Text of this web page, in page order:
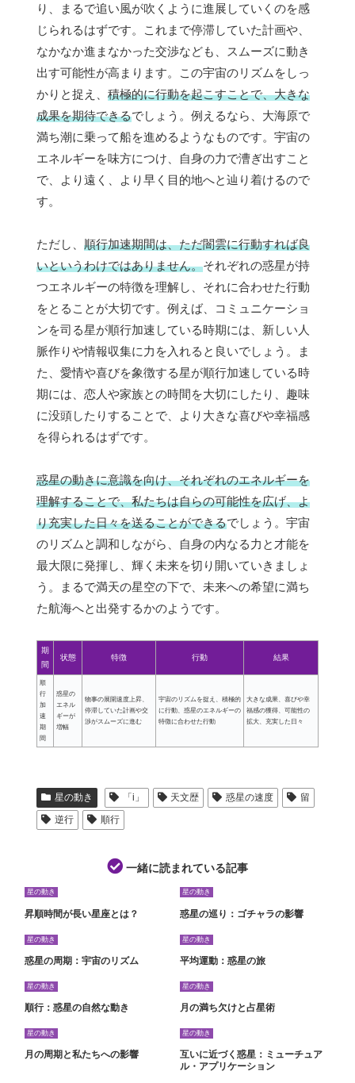
り、まるで追い風が吹くように進展していくのを感
じられるはずです。これまで停滞していた計画や、
なかなか進まなかった交渉なども、スムーズに動き
出す可能性が高まります。この宇宙のリズムをしっ
かりと捉え、 積極的に行動を起こすことで、大きな
成果を期待できるでしょう。例えるなら、大海原で
満ち潮に乗って船を進めるようなものです。宇宙の
エネルギーを味方につけ、自身の力で漕ぎ出すこと
で、より遠く、より早く目的地へと辿り着けるので
す。
ただし、 順行加速期間は、ただ闇雲に行動すれば良
いというわけではありません。それぞれの惑星が持
つエネルギーの特徴を理解し、それに合わせた行動
をとることが大切です。例えば、コミュニケーショ
ンを司る星が順行加速している時期には、新しい人
脈作りや情報収集に力を入れると良いでしょう。ま
た、愛情や喜びを象徴する星が順行加速している時
期には、恋人や家族との時間を大切にしたり、趣味
に没頭したりすることで、より大きな喜びや幸福感
を得られるはずです。
惑星の動きに意識を向け、それぞれのエネルギーを
理解することで、私たちは自らの可能性を広げ、よ
り充実した日々を送ることができるでしょう。宇宙
のリズムと調和しながら、自身の内なる力と才能を
最大限に発揮し、輝く未来を切り開いていきましょ
う。まるで満天の星空の下で、未来への希望に満ち
た航海へと出発するかのようです。
期
間
状態 特徴 行動 結果
順
行
加
速
期
間
惑星の
エネル
ギーが
増幅
物事の展開速度上昇、
停滞していた計画や交
渉がスムーズに進む
宇宙のリズムを捉え、積極的
に行動、惑星のエネルギーの
特徴に合わせた行動
大きな成果、喜びや幸
福感の獲得、可能性の
拡大、充実した日々
星の動き 「i」 天文歴 惑星の速度
留
逆行
順行
一緒に読まれている記事
星の動き
昇順時間が長い星座とは？
星の動き
惑星の巡り：ゴチャラの影響
星の動き
惑星の周期：宇宙のリズム
星の動き
平均運動：惑星の旅
星の動き
順行：惑星の自然な動き
星の動き
月の満ち欠けと占星術
星の動き
月の周期と私たちへの影響
星の動き
互いに近づく惑星：ミューチュア
ル・アプリケーション